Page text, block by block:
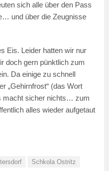
sich alle über den Pass
und über die Zeugnisse
Eis. Leider hatten wir nur
doch gern pünktlich zum
Da einige zu schnell
„Gehirnfrost“ (das Wort
macht sicher nichts… zum
alles wieder aufgetaut
Schkola Ostritz